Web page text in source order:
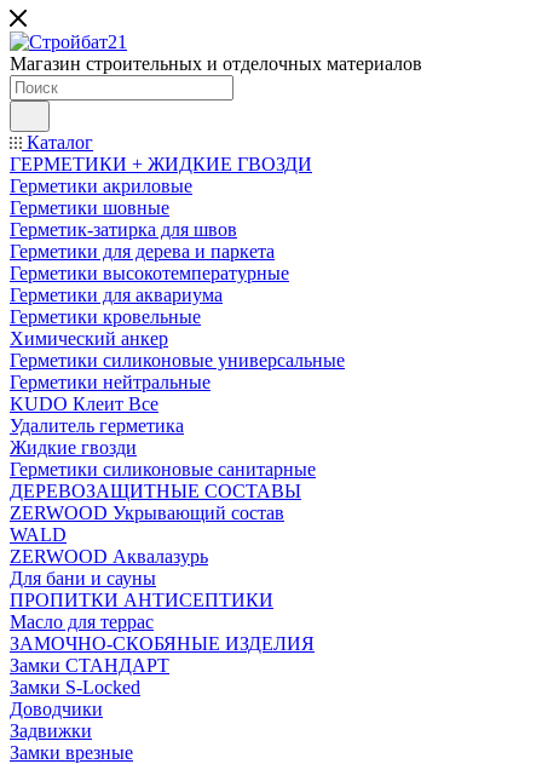
Магазин строительных и отделочных материалов
Каталог
ГЕРМЕТИКИ + ЖИДКИЕ ГВОЗДИ
Герметики акриловые
Герметики шовные
Герметик-затирка для швов
Герметики для дерева и паркета
Герметики высокотемпературные
Герметики для аквариума
Герметики кровельные
Химический анкер
Герметики силиконовые универсальные
Герметики нейтральные
KUDO Клеит Все
Удалитель герметика
Жидкие гвозди
Герметики силиконовые санитарные
ДЕРЕВОЗАЩИТНЫЕ СОСТАВЫ
ZERWOOD Укрывающий состав
WALD
ZERWOOD Аквалазурь
Для бани и сауны
ПРОПИТКИ АНТИСЕПТИКИ
Масло для террас
ЗАМОЧНО-СКОБЯНЫЕ ИЗДЕЛИЯ
Замки СТАНДАРТ
Замки S-Locked
Доводчики
Задвижки
Замки врезные